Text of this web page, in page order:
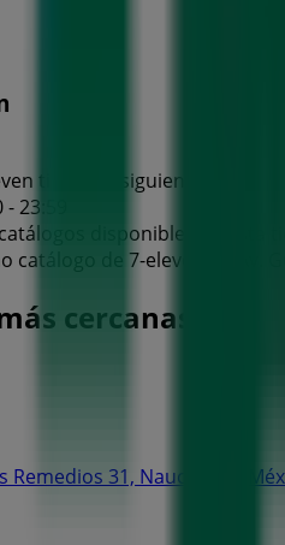
tiene los siguientes
23:59
disponibles en esta
catálogo de 7-eleven en Av.
cercanas
Remedios 31, Naucalpan